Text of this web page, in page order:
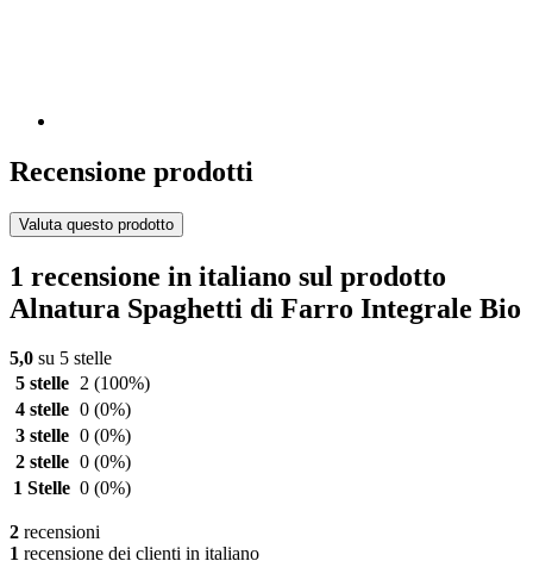
Recensione prodotti
Valuta questo prodotto
1 recensione in italiano sul prodotto
Alnatura Spaghetti di Farro Integrale Bio
5,0 su 5 stelle
5 stelle 2 (100%)
4 stelle 0 (0%)
3 stelle 0 (0%)
2 stelle 0 (0%)
1 Stelle 0 (0%)
2 recensioni
1 recensione dei clienti in italiano